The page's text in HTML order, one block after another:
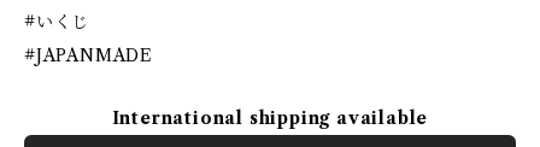
#いくじ
#JAPANMADE
International shipping available